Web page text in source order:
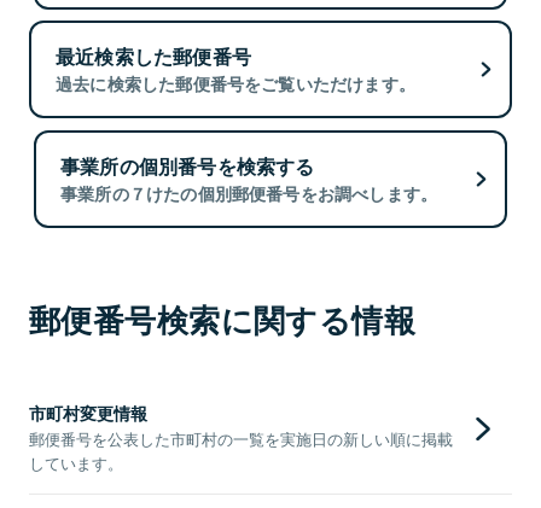
最近検索した郵便番号
過去に検索した郵便番号をご覧いただけます。
事業所の個別番号を検索する
事業所の７けたの個別郵便番号をお調べします。
郵便番号検索に関する情報
市町村変更情報
郵便番号を公表した市町村の一覧を実施日の新しい順に掲載
しています。